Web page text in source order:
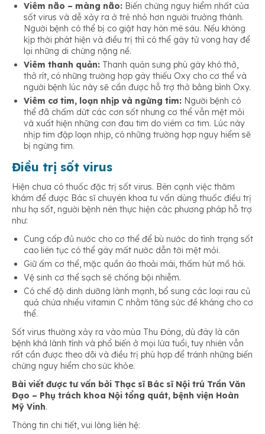
Viêm não – màng não: Biến chứng nguy hiểm nhất của
sốt virus và dễ xảy ra ở trẻ nhỏ hơn người trưởng thành.
Người bệnh có thể bị co giật hay hôn mê sâu. Nếu không
kịp thời phát hiện và điều trị thì có thể gây tử vong hay để
lại những di chứng nặng nề.
Viêm thanh quản: Thanh quản sưng phù gây khó thở,
thở rít, có những trường hợp gây thiếu Oxy cho cơ thể và
người bệnh lúc này sẽ cần được hỗ trợ thở bằng bình Oxy.
Viêm cơ tim, loạn nhịp và ngừng tim: Người bệnh có
thể đã chấm dứt các cơn sốt nhưng cơ thể vẫn mệt mỏi
và xuất hiện những cơn đau tim do viêm cơ tim. Lúc này
nhịp tim đập loạn nhịp, có những trường hợp nguy hiểm sẽ
bị ngừng tim.
Điều trị sốt virus
Hiện chưa có thuốc đặc trị sốt virus. Bên cạnh việc thăm
khám để được Bác sĩ chuyên khoa tư vấn dùng thuốc điều trị
như hạ sốt, người bệnh nên thực hiện các phương pháp hỗ trợ
như:
Cung cấp đủ nước cho cơ thể để bù nước do tình trạng sốt
cao liên tục có thể gây mất nước dẫn tới mệt mỏi.
Giữ ấm cơ thể, mặc quần áo thoải mái, thấm hút mồ hôi.
Vệ sinh cơ thể sạch sẽ chống bội nhiễm.
Có chế độ dinh dưỡng lành mạnh, bổ sung các loại rau củ
quả chứa nhiều vitamin C nhằm tăng sức đề kháng cho cơ
thể.
Sốt virus thường xảy ra vào mùa Thu Đông, dù đây là căn
bệnh khá lành tính và phổ biến ở mọi lứa tuổi, tuy nhiên vẫn
rất cần được theo dõi và điều trị phù hợp để tránh những biến
chứng nguy hiểm cho sức khỏe.
Bài viết được tư vấn bởi Thạc sĩ Bác sĩ Nội trú Trần Văn
Đạo – Phụ trách khoa Nội tổng quát, bệnh viện Hoàn
Mỹ Vinh.
Thông tin chi tiết, vui lòng liên hệ: